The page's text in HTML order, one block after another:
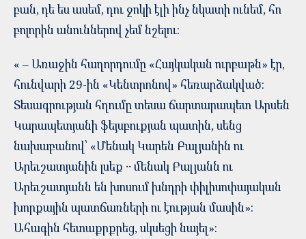
բան, դե ես ասեմ, դու ջոկի էլի ինչ նկատի ունեմ, հո
բոլորին անուններով չեմ նշելու:
« – Առաջին հաղորդումը «Հայկական ուրբաթն» էր,
հունվարի 29-ին «Կենտրոնով» հեռարձակված։
Տեսագրության հղումը տեսա ճարտարապետ Արսեն
Կարապետյանի ֆեյսբուքյան պատին, սենց
նախաբանով՝ «Մենակ Կարեն Բալյանին ու
Արեւշատյանին լսեք ․․ մենակ Բալյանն ու
Արեւշատյանն են խոսում խնդրի փիլիսոփայական
խորքային պատճառների ու էության մասին»:
Ահագին հետաքրքրեց, սկսեցի նայել»: